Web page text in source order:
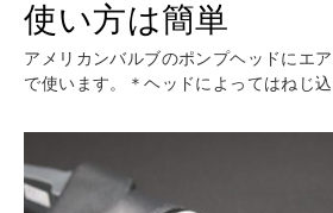
使い方は簡単
アメリカンバルブのポンプヘッドにエ
で使います。＊ヘッドによってはねじ込